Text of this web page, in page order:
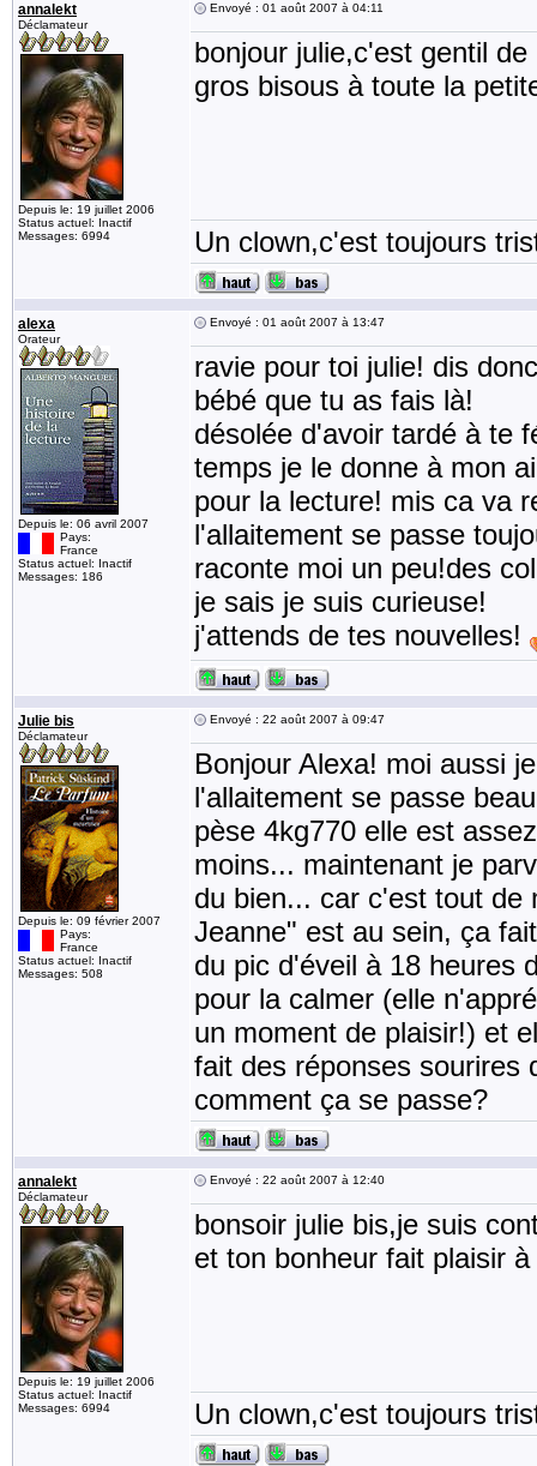
annalekt
Déclamateur
Depuis le: 19 juillet 2006
Status actuel: Inactif
Messages: 6994
Envoyé : 01 août 2007 à 04:11
bonjour julie,c'est gentil
gros bisous à toute la
Un clown,c'est toujours
alexa
Orateur
Depuis le: 06 avril 2007
Pays:
France
Status actuel: Inactif
Messages: 186
Envoyé : 01 août 2007 à 13:47
ravie pour toi julie! dis
bébé que tu as fais là!
désolée d'avoir tardé à te
temps je le donne à mon
pour la lecture! mis ca va
l'allaitement se passe
raconte moi un peu!des
je sais je suis curieuse!
j'attends de tes nouvelles!
Julie bis
Déclamateur
Depuis le: 09 février 2007
Pays:
France
Status actuel: Inactif
Messages: 508
Envoyé : 22 août 2007 à 09:47
Bonjour Alexa! moi aussi
l'allaitement se passe
pèse 4kg770 elle est
moins... maintenant je
du bien... car c'est tout de
Jeanne" est au sein, ça
du pic d'éveil à 18 heures
pour la calmer (elle
un moment de plaisir!) et
fait des réponses sourires
comment ça se passe?
annalekt
Déclamateur
Depuis le: 19 juillet 2006
Status actuel: Inactif
Messages: 6994
Envoyé : 22 août 2007 à 12:40
bonsoir julie bis,je suis
et ton bonheur fait plaisir
Un clown,c'est toujours